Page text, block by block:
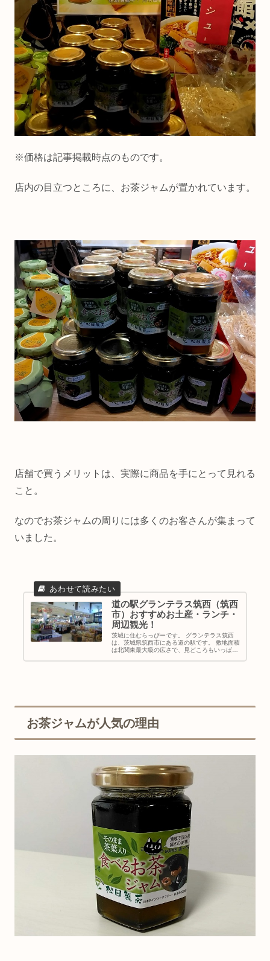
※価格は記事掲載時点のものです。
店内の目立つところに、お茶ジャムが置かれています。
店舗で買うメリットは、実際に商品を手にとって見れる
こと。
なのでお茶ジャムの周りには多くのお客さんが集まって
いました。
道の駅グランテラス筑西（筑西
市）おすすめお土産・ランチ・
周辺観光！
茨城に住むらっぴーです。 グランテラス筑西
は、茨城県筑西市にある道の駅です。 敷地面積
は北関東最大級の広さで、見どころもいっぱ
お茶ジャムが人気の理由